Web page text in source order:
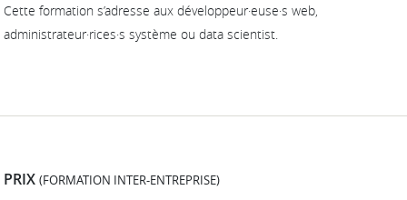
Cette formation s’adresse aux développeur·euse·s web,
administrateur·rices·s système ou data scientist.
PRIX(FORMATION INTER-ENTREPRISE)